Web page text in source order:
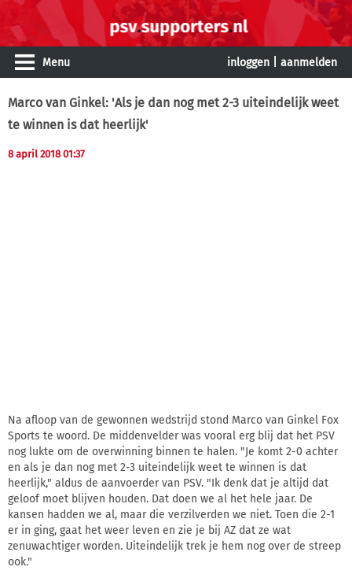
Menu inloggen aanmelden
Marco van Ginkel: 'Als je dan nog met 2-3 uiteindelijk weet
te winnen is dat heerlijk'
8 april 2018 01:37
Na afloop van de gewonnen wedstrijd stond Marco van Ginkel Fox
Sports te woord. De middenvelder was vooral erg blij dat het PSV
nog lukte om de overwinning binnen te halen. "Je komt 2-0 achter
en als je dan nog met 2-3 uiteindelijk weet te winnen is dat
heerlijk," aldus de aanvoerder van PSV. "Ik denk dat je altijd dat
geloof moet blijven houden. Dat doen we al het hele jaar. De
kansen hadden we al, maar die verzilverden we niet. Toen die 2-1
er in ging, gaat het weer leven en zie je bij AZ dat ze wat
zenuwachtiger worden. Uiteindelijk trek je hem nog over de streep
ook."